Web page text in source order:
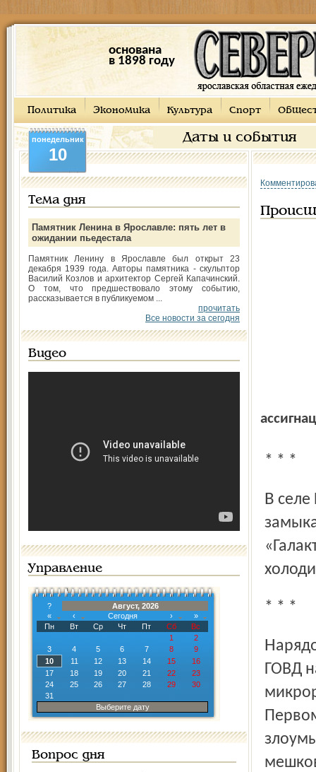
основана
в 1898 году
Политика Экономика Культура Спорт
Даты и события
понедельник
10
Тема дня
Памятник Ленина в Ярославле: пять лет в
ожидании пьедестала
Памятник Ленину в Ярославле был открыт 23
декабря 1939 года. Авторы памятника - скульптор
Василий Козлов и архитектор Сергей Капачинский.
О том, что предшествовало этому событию,
рассказывается в публикуемом ...
прочитать
Все новости за сегодня
Видео
Управление
?
Август, 2026
«
‹ Сегодня ›
»
Пн
Вт Ср Чт Пт Сб
Вс
1
2
3
4 5 6 7 8
9
10
11 12 13 14 15
16
17
18 19 20 21 22
23
24
25 26 27 28 29
30
31
Выберите дату
Вопрос дня
* * *
В селе Новый Некоуз на Кооперативной улице от
* * *
Нарядом отдела вневедомственной охраны Угличского
ГОВД